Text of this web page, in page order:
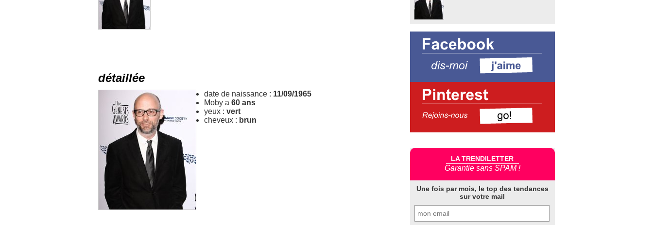
détaillée
date de naissance : 11/09/1965
Moby a 60 ans
yeux : vert
cheveux : brun
LA TRENDILETTER
Garantie sans SPAM !
Une fois par mois, le top des tendances
sur votre mail